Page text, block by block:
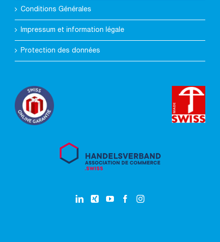
Conditions Générales
Impressum et information légale
Protection des données